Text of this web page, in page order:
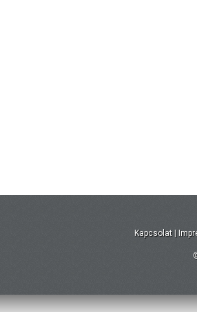
Kapcsolat |